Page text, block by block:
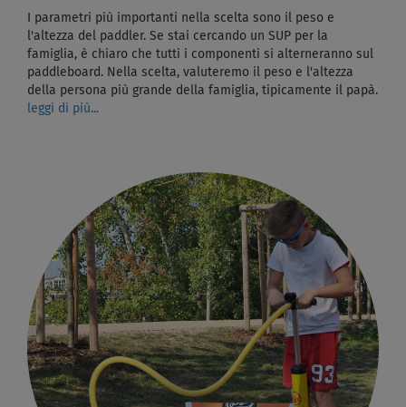
I parametri più importanti nella scelta sono il peso e
l'altezza del paddler. Se stai cercando un SUP per la
famiglia, è chiaro che tutti i componenti si alterneranno sul
paddleboard. Nella scelta, valuteremo il peso e l'altezza
della persona più grande della famiglia, tipicamente il papà.
leggi di più...